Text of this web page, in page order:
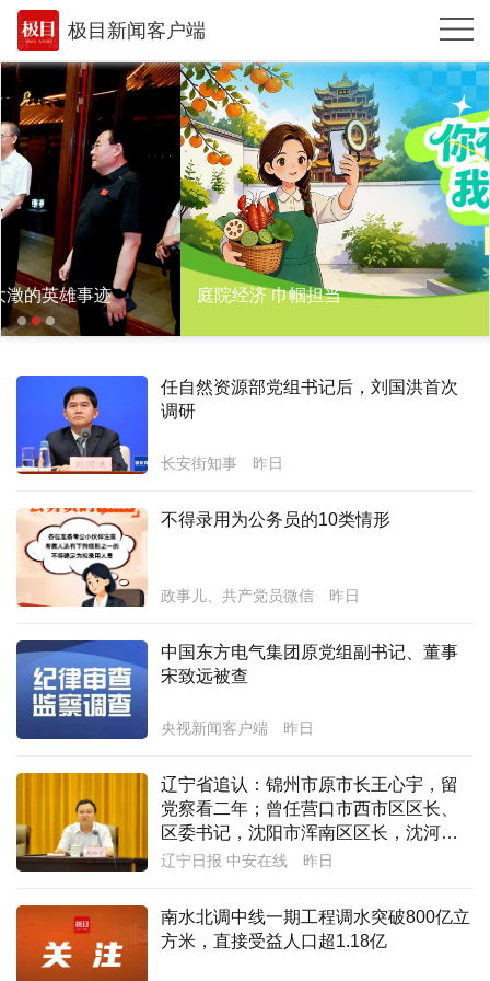
极目新闻客户端
推荐
体育
观点
时政
湖北
武汉
环球
专题
经济
城建
健康
悠游
房产
事迹 庭院经济 巾帼担当
任自然资源部党组书记后，刘国洪首次
调研
长安街知事 昨日
不得录用为公务员的10类情形
政事儿、共产党员微信 昨日
中国东方电气集团原党组副书记、董事
宋致远被查
央视新闻客户端 昨日
辽宁省追认：锦州市原市长王心宇，留
党察看二年；曾任营口市西市区区长、
区委书记，沈阳市浑南区区长，沈河区
委书记等职务
辽宁日报 中安在线 昨日
南水北调中线一期工程调水突破800亿立
方米，直接受益人口超1.18亿